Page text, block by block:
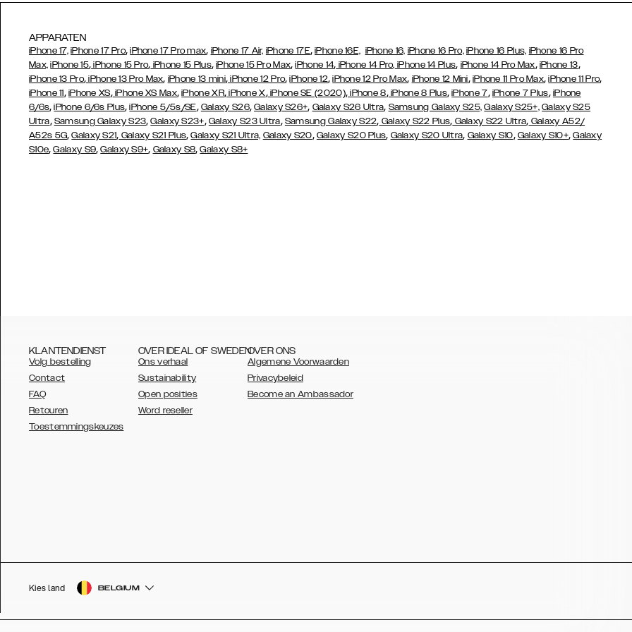
APPARATEN
iPhone 17, iPhone 17 Pro,iPhone 17 Pro max, iPhone 17 Air, iPhone 17E,iPhone 16E, iPhone 16, iPhone 16 Pro, iPhone 16 Plus, iPhone 16 Pro
Max, iPhone 15, iPhone 15 Pro, iPhone 15 Plus,iPhone 15 Pro Max,iPhone 14, iPhone 14 Pro, iPhone 14 Plus, iPhone 14 Pro Max, iPhone 13,
iPhone 13 Pro, iPhone 13 Pro Max, iPhone 13 mini,iPhone 12 Pro,iPhone 12,iPhone 12 Pro Max, iPhone 12 Mini, iPhone 11 Pro Max,iPhone 11 Pro,
iPhone 11, iPhone XS,iPhone XS Max,iPhone XR,iPhone X,iPhone SE (2020),iPhone 8,iPhone 8 Plus,iPhone 7, iPhone 7 Plus, iPhone
6/6s,iPhone 6/6s Plus,iPhone 5/5s/SE, Galaxy S26,Galaxy S26+, Galaxy S26 Ultra, Samsung Galaxy S25, Galaxy S25+, Galaxy S25
Ultra, Samsung Galaxy S23,Galaxy S23+, Galaxy S23 Ultra, Samsung Galaxy S22, Galaxy S22 Plus, Galaxy S22 Ultra, Galaxy A52/
A52s 5G,Galaxy S21, Galaxy S21 Plus,Galaxy S21 Ultra, Galaxy S20, Galaxy S20 Plus, Galaxy S20 Ultra, Galaxy S10, Galaxy S10+,Galaxy
S10e,Galaxy S9,Galaxy S9+, Galaxy S8,Galaxy S8+
KLANTENDIENST
Volg bestelling
Contact
FAQ
Retouren
Toestemmingskeuzes
OVER IDEAL OF SWEDEN
Ons verhaal
Sustainability
Open posities
Word reseller
OVER ONS
Algemene Voorwaarden
Privacybeleid
Become an Ambassador
Kies land BELGIUM
AUSTRALIA
ESPAÑOL